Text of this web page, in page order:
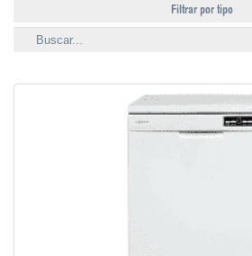
Filtrar por tipo